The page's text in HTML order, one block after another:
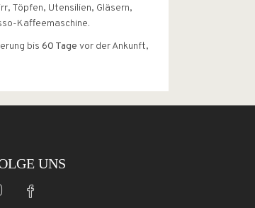
Töpfen, Utensilien, Gläsern,
Kaffeemaschine.
bis 60 Tage vor der Ankunft,
UNS